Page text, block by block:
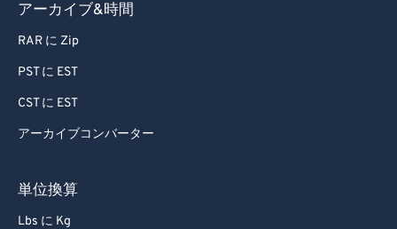
アーカイブ&時間
RAR に Zip
PST に EST
CST に EST
アーカイブコンバーター
単位換算
Lbs に Kg